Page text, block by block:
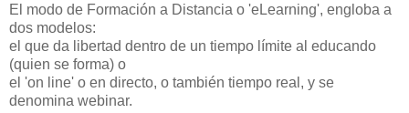
El modo de Formación a Distancia o 'eLearning', engloba a
dos modelos:
el que da libertad dentro de un tiempo límite al educando
(quien se forma) o
el 'on line' o en directo, o también tiempo real, y se
denomina webinar.